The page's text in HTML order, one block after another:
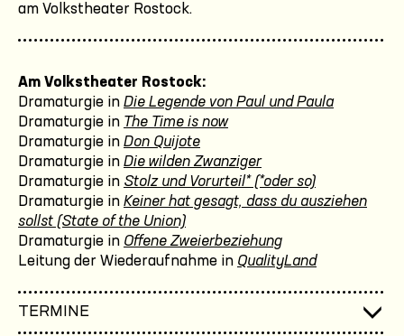
am Volkstheater Rostock.
Am Volkstheater Rostock:
Dramaturgie in Die Legende von Paul und Paula
Dramaturgie in The Time is now
Dramaturgie in Don Quijote
Dramaturgie in Die wilden Zwanziger
Dramaturgie in Stolz und Vorurteil* (*oder so)
Dramaturgie in Keiner hat gesagt, dass du ausziehen
sollst (State of the Union)
Dramaturgie in Offene Zweierbeziehung
Leitung der Wiederaufnahme in QualityLand
TERMINE